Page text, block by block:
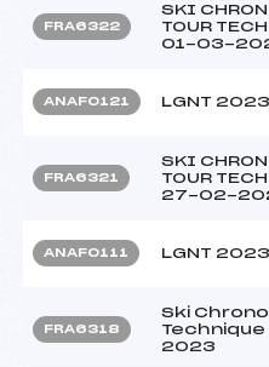
FRA6322
SKI
TOUR
01-03-
ANAF0121 LGNT 2023
FRA6321
SKI
TOUR
27-02-
ANAF0111 LGNT
FRA6318
Ski
Technique
2023